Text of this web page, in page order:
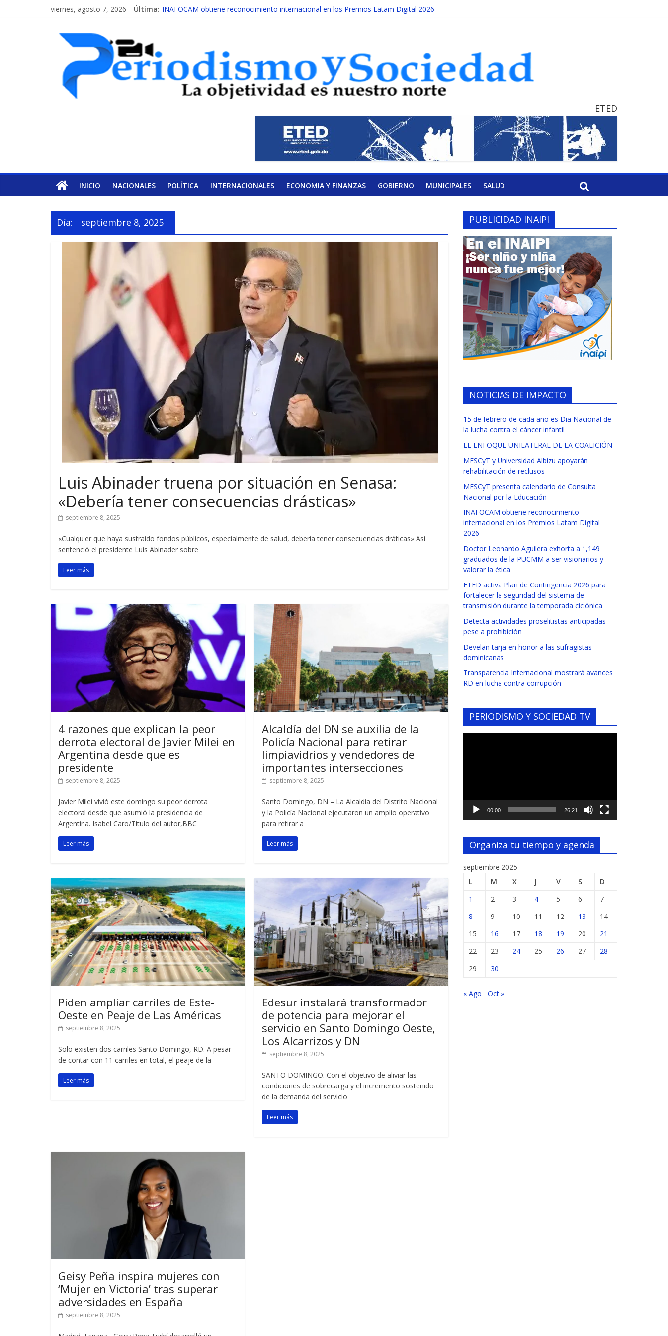
viernes, agosto 7, 2026 Última: INAFOCAM obtiene reconocimiento internacional en los Premios Latam Digital 2026
MESCyT presenta calendario de Consulta Nacional por la Educación
ETED
INICIO NACIONALES POLÍTICA INTERNACIONALES ECONOMIA Y FINANZAS GOBIERNO MUNICIPALES SALUD
Día: septiembre 8, 2025
Luis Abinader truena por situación en Senasa:
«Debería tener consecuencias drásticas»
septiembre 8, 2025
«Cualquier que haya sustraído fondos públicos, especialmente de salud, debería tener consecuencias dráticas» Así
sentenció el presidente Luis Abinader sobre
Leer más
4 razones que explican la peor
derrota electoral de Javier Milei en
Argentina desde que es
presidente
septiembre 8, 2025
Javier Milei vivió este domingo su peor derrota
electoral desde que asumió la presidencia de
Argentina. Isabel Caro/Título del autor,BBC
Leer más
Alcaldía del DN se auxilia de la
Policía Nacional para retirar
limpiavidrios y vendedores de
importantes intersecciones
septiembre 8, 2025
Santo Domingo, DN – La Alcaldía del Distrito Nacional
y la Policía Nacional ejecutaron un amplio operativo
para retirar a
Leer más
Piden ampliar carriles de Este-
Oeste en Peaje de Las Américas
septiembre 8, 2025
Solo existen dos carriles Santo Domingo, RD. A pesar
de contar con 11 carriles en total, el peaje de la
Leer más
Edesur instalará transformador
de potencia para mejorar el
servicio en Santo Domingo Oeste,
Los Alcarrizos y DN
septiembre 8, 2025
SANTO DOMINGO. Con el objetivo de aliviar las
condiciones de sobrecarga y el incremento sostenido
de la demanda del servicio
Leer más
Geisy Peña inspira mujeres con
‘Mujer en Victoria’ tras superar
adversidades en España
septiembre 8, 2025
PUBLICIDAD INAIPI
NOTICIAS DE IMPACTO
15 de febrero de cada año es Día Nacional de
la lucha contra el cáncer infantil
EL ENFOQUE UNILATERAL DE LA COALICIÓN
MESCyT y Universidad Albizu apoyarán
rehabilitación de reclusos
MESCyT presenta calendario de Consulta
Nacional por la Educación
INAFOCAM obtiene reconocimiento
internacional en los Premios Latam Digital
2026
Doctor Leonardo Aguilera exhorta a 1,149
graduados de la PUCMM a ser visionarios y
valorar la ética
ETED activa Plan de Contingencia 2026 para
fortalecer la seguridad del sistema de
transmisión durante la temporada ciclónica
Detecta actividades proselitistas anticipadas
pese a prohibición
Develan tarja en honor a las sufragistas
dominicanas
Transparencia Internacional mostrará avances
RD en lucha contra corrupción
PERIODISMO Y SOCIEDAD TV
00:00 26:21
Organiza tu tiempo y agenda
septiembre 2025
L
M X J V S
D
1
2 3 4 5 6
7
8
9 10 11 12 13
14
15
16 17 18 19 20
21
22
23 24 25 26 27
28
29
30
« Ago Oct »